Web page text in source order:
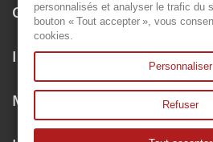
Categorías
Información
Mi cuenta
personnalisés et analyser le trafic du
bouton « Tout accepter », vous
cookies.
Personnaliser
Refuser